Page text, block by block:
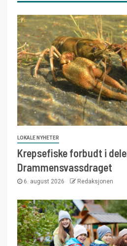
LOKALE NYHETER
Krepsefiske forbudt i
Drammensvassdraget
6. august 2026 Redaksjonen